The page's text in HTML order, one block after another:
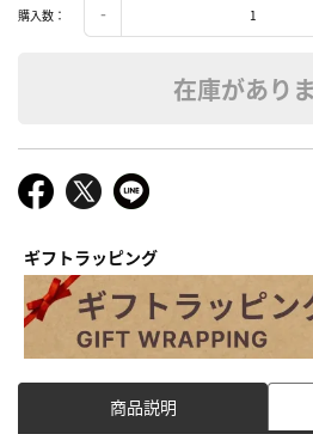
購入数：
在庫があり
ギフトラッピング
商品説明